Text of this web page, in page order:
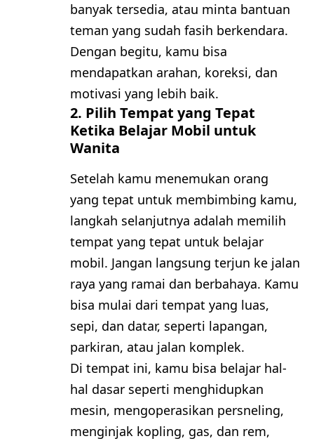
banyak tersedia, atau minta bantuan
teman yang sudah fasih berkendara.
Dengan begitu, kamu bisa
mendapatkan arahan, koreksi, dan
motivasi yang lebih baik.
2. Pilih Tempat yang Tepat
Ketika Belajar Mobil untuk
Wanita
Setelah kamu menemukan orang
yang tepat untuk membimbing kamu,
langkah selanjutnya adalah memilih
tempat yang tepat untuk belajar
mobil. Jangan langsung terjun ke jalan
raya yang ramai dan berbahaya. Kamu
bisa mulai dari tempat yang luas,
sepi, dan datar, seperti lapangan,
parkiran, atau jalan komplek.
Di tempat ini, kamu bisa belajar hal-
hal dasar seperti menghidupkan
mesin, mengoperasikan persneling,
menginjak kopling, gas, dan rem,